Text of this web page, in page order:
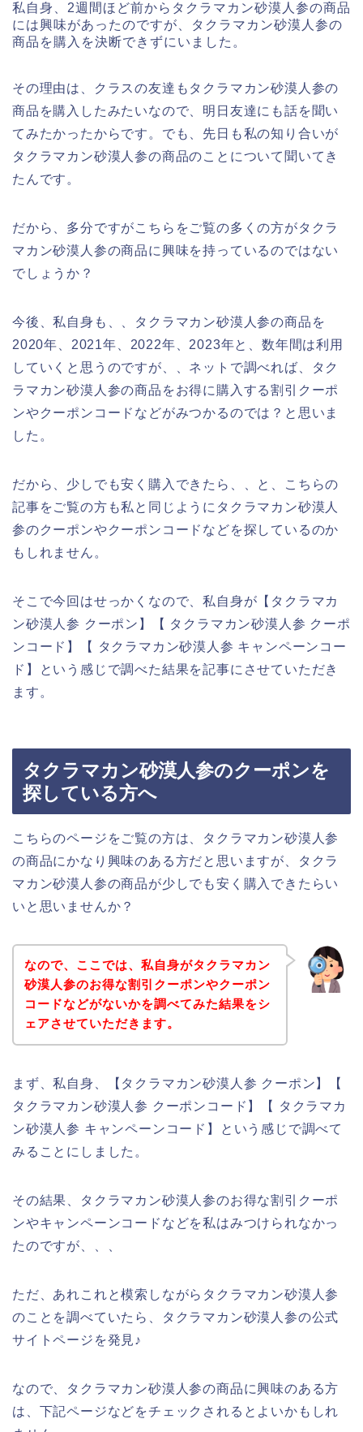
私自身、2週間ほど前からタクラマカン砂漠人参の商品
には興味があったのですが、タクラマカン砂漠人参の
商品を購入を決断できずにいました。
その理由は、クラスの友達もタクラマカン砂漠人参の
商品を購入したみたいなので、明日友達にも話を聞い
てみたかったからです。でも、先日も私の知り合いが
タクラマカン砂漠人参の商品のことについて聞いてき
たんです。
だから、多分ですがこちらをご覧の多くの方がタクラ
マカン砂漠人参の商品に興味を持っているのではない
でしょうか？
今後、私自身も、、タクラマカン砂漠人参の商品を
2020年、2021年、2022年、2023年と、数年間は利用
していくと思うのですが、、ネットで調べれば、タク
ラマカン砂漠人参の商品をお得に購入する割引クーポ
ンやクーポンコードなどがみつかるのでは？と思いま
した。
だから、少しでも安く購入できたら、、と、こちらの
記事をご覧の方も私と同じようにタクラマカン砂漠人
参のクーポンやクーポンコードなどを探しているのか
もしれません。
そこで今回はせっかくなので、私自身が【タクラマカ
ン砂漠人参 クーポン】【 タクラマカン砂漠人参 クーポ
ンコード】【 タクラマカン砂漠人参 キャンペーンコー
ド】という感じで調べた結果を記事にさせていただき
ます。
タクラマカン砂漠人参のクーポンを
探している方へ
こちらのページをご覧の方は、タクラマカン砂漠人参
の商品にかなり興味のある方だと思いますが、タクラ
マカン砂漠人参の商品が少しでも安く購入できたらい
いと思いませんか？
なので、ここでは、私自身がタクラマカン
砂漠人参のお得な割引クーポンやクーポン
コードなどがないかを調べてみた結果をシ
ェアさせていただきます。
まず、私自身、【タクラマカン砂漠人参 クーポン】【
タクラマカン砂漠人参 クーポンコード】【 タクラマカ
ン砂漠人参 キャンペーンコード】という感じで調べて
みることにしました。
その結果、タクラマカン砂漠人参のお得な割引クーポ
ンやキャンペーンコードなどを私はみつけられなかっ
たのですが、、、
ただ、あれこれと模索しながらタクラマカン砂漠人参
のことを調べていたら、タクラマカン砂漠人参の公式
サイトページを発見♪
なので、タクラマカン砂漠人参の商品に興味のある方
は、下記ページなどをチェックされるとよいかもしれ